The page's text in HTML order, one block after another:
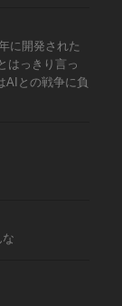
に開発された
はっきり言っ
AIとの戦争に負